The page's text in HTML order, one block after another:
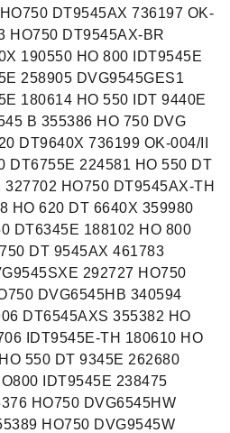
DT9545AX 736197 OK-
HO750 DT9545AX-BR
190550 HO 800 IDT9545E
258905 DVG9545GES1
180614 HO 550 IDT 9440E
B 355386 HO 750 DVG
DT9640X 736199 OK-004/II
DT6755E 224581 HO 550 DT
HO750 DT9545AX-TH
HO 620 DT 6640X 359980
DT6345E 188102 HO 800
DT 9545AX 461783
292727 HO750
DVG6545HB 340594
DT6545AXS 355382 HO
IDT9545E-TH 180610 HO
550 DT 9345E 262680
IDT9545E 238475
HO750 DVG6545HW
HO750 DVG9545W